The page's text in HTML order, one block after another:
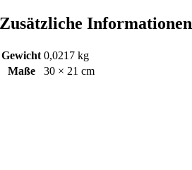
Zusätzliche Informationen
Gewicht 0,0217 kg
Maße
30 × 21 cm